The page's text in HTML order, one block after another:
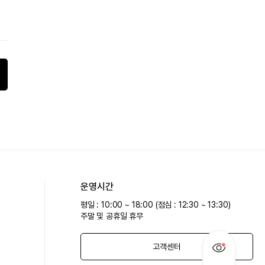
운영시간
평일 : 10:00 ~ 18:00 (점심 : 12:30 ~ 13:30)
주말 및 공휴일 휴무
고객센터